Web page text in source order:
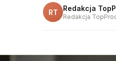
RT Redakcja
Redakcja